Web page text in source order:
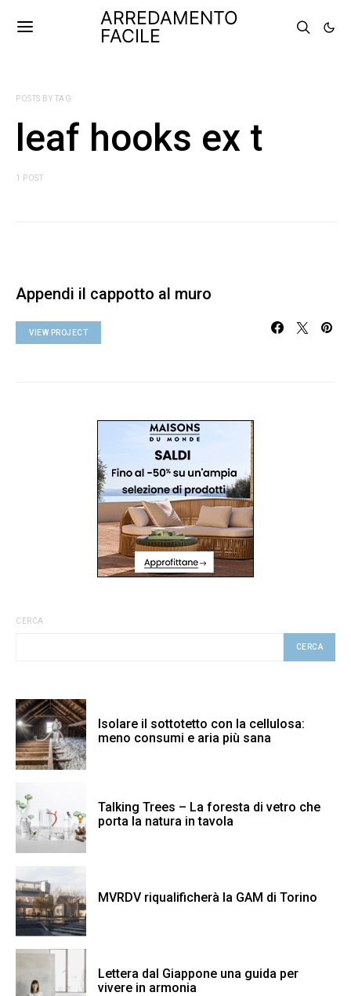
ARREDAMENTO
FACILE
POSTS BY TAG
leaf hooks ex t
1 POST
Appendi il cappotto al muro
VIEW PROJECT
CERCA
CERCA
Isolare il sottotetto con la cellulosa:
meno consumi e aria più sana
Talking Trees – La foresta di vetro che
porta la natura in tavola
MVRDV riqualificherà la GAM di Torino
Lettera dal Giappone una guida per
vivere in armonia